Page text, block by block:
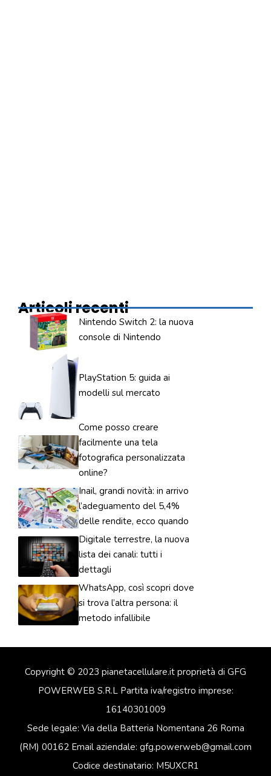
Articoli recenti
Nintendo Switch 2: la nuova
console di Nintendo
PlayStation 5: guida ai
modelli sul mercato
Come posso creare
facilmente una tela
fotografica personalizzata
online?
Inail, grandi novità: in arrivo
l’adeguamento del 5,4%
delle rendite, ecco quando
Digitale terrestre, la nuova
lista dei canali: tutti i
dettagli
WhatsApp, così scopri dove
si trova l’altra persona: il
metodo infallibile
Copyright © 2023 pianetacellulare.it proprietà di GFG
POWERWEB S.R.L Partita iva/registro imprese:
16140301009
Sede legale: Via della Batteria Nomentana 26 Roma
(RM) 00162 Email aziendale: gfg.powerweb@gmail.com
Codice destinatario: M5UXCR1